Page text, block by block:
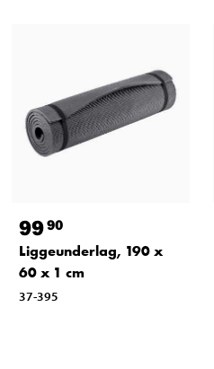
9990
Liggeunderlag, 190 x
60 x 1 cm
37-395